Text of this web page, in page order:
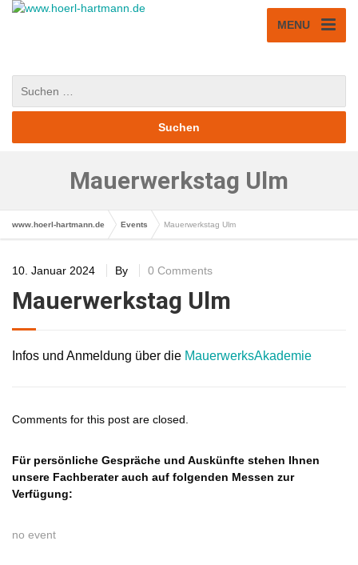
MENU
Mauerwerkstag Ulm
www.hoerl-hartmann.de Events Mauerwerkstag Ulm
10. Januar 2024 By 0 Comments
Mauerwerkstag Ulm
Infos und Anmeldung über die MauerwerksAkademie
Comments for this post are closed.
Für persönliche Gespräche und Auskünfte stehen Ihnen
unsere Fachberater auch auf folgenden Messen zur
Verfügung:
no event